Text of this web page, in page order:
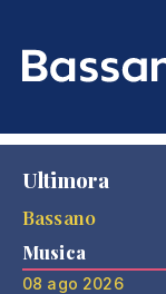
Ultimora
Bassano
Musica
08 ago 2026